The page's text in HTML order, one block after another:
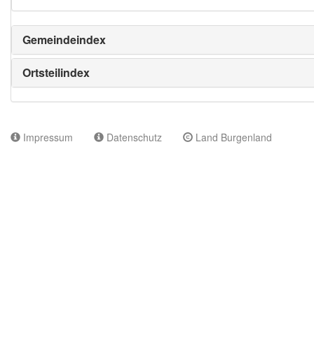
Gemeindeindex
Ortsteilindex
Impressum Datenschutz Land Burgenland